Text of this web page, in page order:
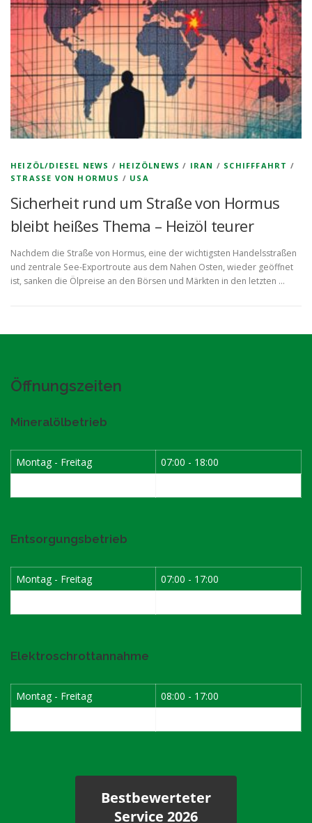
HEIZÖL/DIESEL NEWS / HEIZÖLNEWS / IRAN / SCHIFFFAHRT /
STRASSE VON HORMUS
/ USA
Sicherheit rund um Straße von Hormus
bleibt heißes Thema – Heizöl teurer
Nachdem die Straße von Hormus, eine der wichtigsten Handelsstraßen
und zentrale See-Exportroute aus dem Nahen Osten, wieder geöffnet
ist, sanken die Ölpreise an den Börsen und Märkten in den letzten …
Öffnungszeiten
Mineralölbetrieb
Montag - Freitag
07:00 - 18:00
Entsorgungsbetrieb
Montag - Freitag
07:00 - 17:00
Elektroschrottannahme
Montag - Freitag
08:00 - 17:00
Bestbewerteter
Service 2026